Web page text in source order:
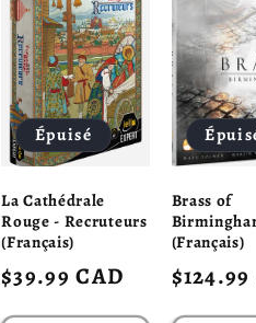
Épuisé
La Cathédrale
Rouge - Recruteurs
(Français)
Prix
habituel
$39.99 CAD
Brass of
(Français)
Prix